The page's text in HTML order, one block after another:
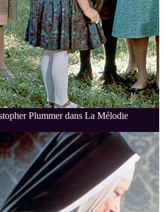
Plummer dans La Mélodie